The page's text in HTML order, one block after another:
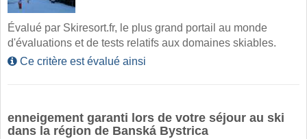
Évalué par Skiresort.fr, le plus grand portail au monde
d'évaluations et de tests relatifs aux domaines skiables.
Ce critère est évalué ainsi
enneigement garanti lors de votre séjour au ski
dans la région de Banská Bystrica